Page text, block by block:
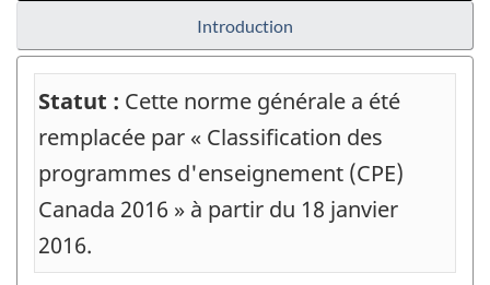
Introduction
Statut : Cette norme générale a été
remplacée par « Classification des
programmes d'enseignement (CPE)
Canada 2016 » à partir du 18 janvier
2016.